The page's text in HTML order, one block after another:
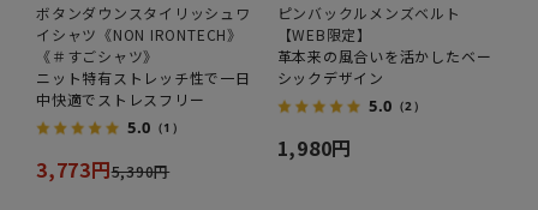
ボタンダウンスタイリッシュワ
イシャツ《NON IRONTECH》
《＃すごシャツ》
ニット特有ストレッチ性で一日
中快適でストレスフリー
5.0 （1）
3,773円5,390円
ピンバックルメンズベルト
【WEB限定】
革本来の風合いを活かしたベー
シックデザイン
5.0 （2）
1,980円